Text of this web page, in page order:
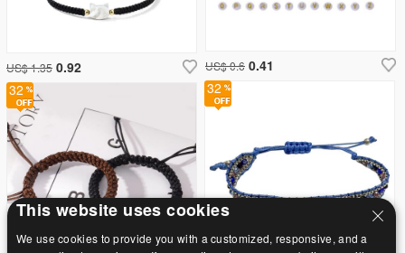
32 32
US$ 0.6 0.41
US$ 1.35 0.92
This website uses cookies
We use cookies to provide you with a customized, responsive, and a